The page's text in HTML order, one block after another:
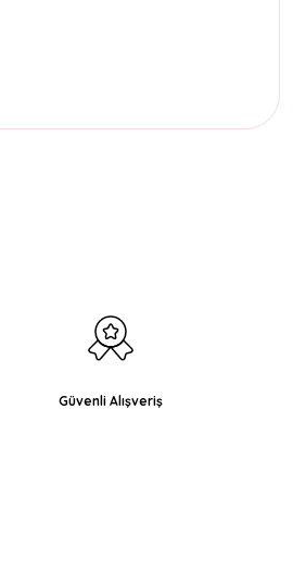
Güvenli Alışveriş